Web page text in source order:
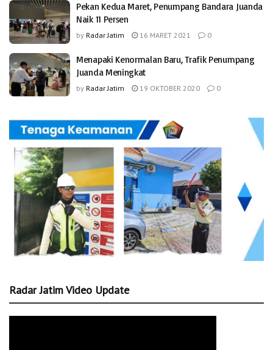
Pekan Kedua Maret, Penumpang Bandara Juanda
Naik 11 Persen
by Radar Jatim 16 MARET 2021 0
Menapaki Kenormalan Baru, Trafik Penumpang
Juanda Meningkat
by Radar Jatim 19 OKTOBER 2020 0
Radar Jatim Video Update